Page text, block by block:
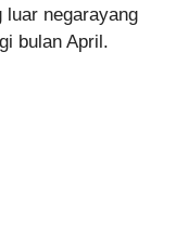
luar negarayang
bulan April.